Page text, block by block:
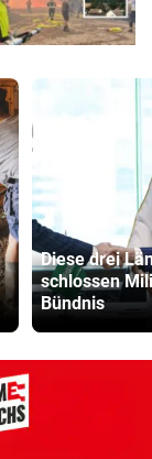
Diese drei
schlossen
Bündnis